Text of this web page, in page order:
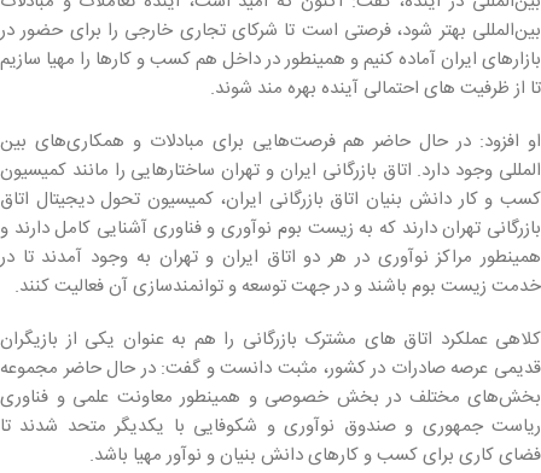
بین‌المللی بهتر شود، فرصتی است تا شرکای تجاری خارجی را برای حضور در
بازارهای ایران آماده کنیم و همینطور در داخل هم کسب و کارها را مهیا سازیم
تا از ظرفیت های احتمالی آینده بهره مند شوند.
او افزود: در حال حاضر هم فرصت‌هایی برای مبادلات و همکاری‌های بین
المللی وجود دارد. اتاق بازرگانی ایران و تهران ساختارهایی را مانند کمیسیون
کسب و کار دانش بنیان اتاق بازرگانی ایران، کمیسیون تحول دیجیتال اتاق
بازرگانی تهران دارند که به زیست بوم نوآوری و فناوری آشنایی کامل دارند و
همینطور مراکز نوآوری در هر دو اتاق ایران و تهران به وجود آمدند تا در
خدمت زیست بوم باشند و در جهت توسعه و توانمندسازی آن فعالیت کنند.
کلاهی عملکرد اتاق های مشترک بازرگانی را هم به عنوان یکی از بازیگران
قدیمی عرصه صادرات در کشور، مثبت دانست و گفت: در حال حاضر مجموعه
بخش‌های مختلف در بخش خصوصی و همینطور معاونت علمی و فناوری
ریاست جمهوری و صندوق نوآوری و شکوفایی با یکدیگر متحد شدند تا
فضای کاری برای کسب و کارهای دانش بنیان و نوآور مهیا باشد.